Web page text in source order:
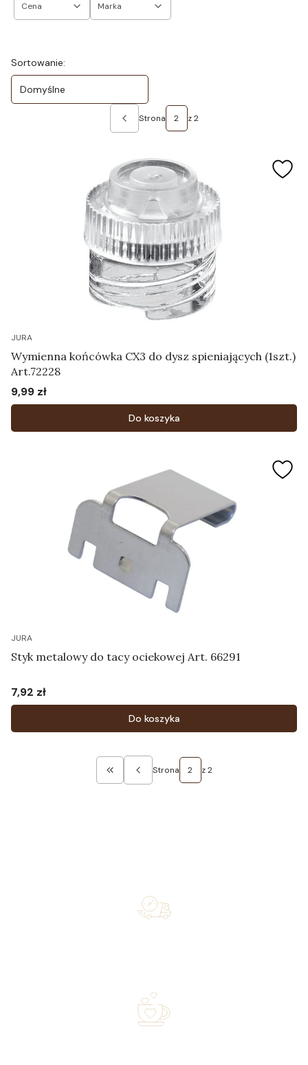
Cena Marka
Lista produktów
Sortowanie:
Domyślne
Poprzednie produkty
Strona z 2
JURA
Wymienna końcówka CX3 do dysz spieniających (1szt.)
Art.72228
Cena
9,99 zł
Do koszyka
JURA
Styk metalowy do tacy ociekowej Art. 66291
Cena
7,92 zł
Do koszyka
Wróć do pierwszej strony z produktami
Strona z 2